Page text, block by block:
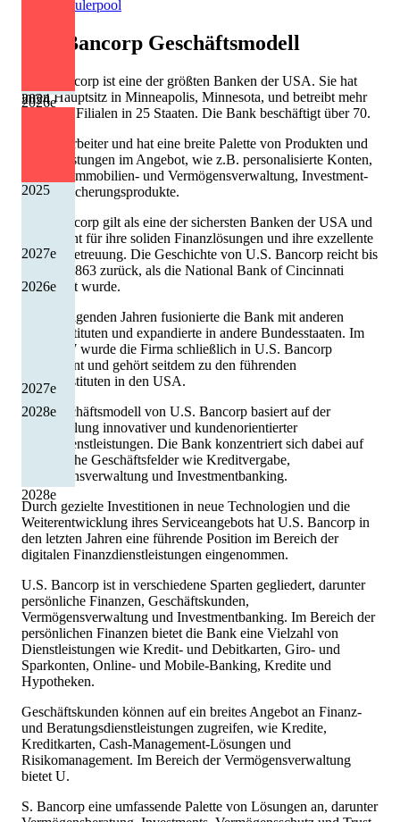
2026e
2027e
2028e
2024
2025
2026e
2027e
2028e
Quelle: Eulerpool
U.S. Bancorp Geschäftsmodell
U.S. Bancorp ist eine der größten Banken der USA. Sie hat
ihren Hauptsitz in Minneapolis, Minnesota, und betreibt mehr
als 3.000 Filialen in 25 Staaten. Die Bank beschäftigt über 70.
000 Mitarbeiter und hat eine breite Palette von Produkten und
Dienstleistungen im Angebot, wie z.B. personalisierte Konten,
Kredite, Immobilien- und Vermögensverwaltung, Investment-
und Versicherungsprodukte.
U.S. Bancorp gilt als eine der sichersten Banken der USA und
ist bekannt für ihre soliden Finanzlösungen und ihre exzellente
Kundenbetreuung. Die Geschichte von U.S. Bancorp reicht bis
ins Jahr 1863 zurück, als die National Bank of Cincinnati
gegründet wurde.
In den folgenden Jahren fusionierte die Bank mit anderen
Kreditinstituten und expandierte in andere Bundesstaaten. Im
Jahr 1997 wurde die Firma schließlich in U.S. Bancorp
umbenannt und gehört seitdem zu den führenden
Finanzinstituten in den USA.
Das Geschäftsmodell von U.S. Bancorp basiert auf der
Bereitstellung innovativer und kundenorientierter
Finanzdienstleistungen. Die Bank konzentriert sich dabei auf
ertragreiche Geschäftsfelder wie Kreditvergabe,
Vermögensverwaltung und Investmentbanking.
Durch gezielte Investitionen in neue Technologien und die
Weiterentwicklung ihres Serviceangebots hat U.S. Bancorp in
den letzten Jahren eine führende Position im Bereich der
digitalen Finanzdienstleistungen eingenommen.
U.S. Bancorp ist in verschiedene Sparten gegliedert, darunter
persönliche Finanzen, Geschäftskunden,
Vermögensverwaltung und Investmentbanking. Im Bereich der
persönlichen Finanzen bietet die Bank eine Vielzahl von
Dienstleistungen wie Kredit- und Debitkarten, Giro- und
Sparkonten, Online- und Mobile-Banking, Kredite und
Hypotheken.
Geschäftskunden können auf ein breites Angebot an Finanz-
und Beratungsdienstleistungen zugreifen, wie Kredite,
Kreditkarten, Cash-Management-Lösungen und
Risikomanagement. Im Bereich der Vermögensverwaltung
bietet U.
S. Bancorp eine umfassende Palette von Lösungen an, darunter